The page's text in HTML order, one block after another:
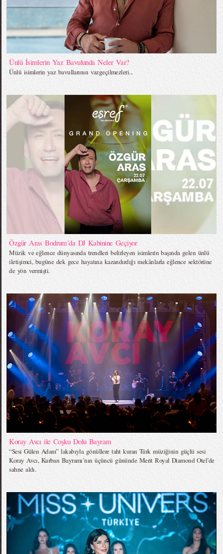
Ünlü İsimlerin Yaz Bavulunda Neler Var?
Ünlü isimlerin yaz bavullarının vazgeçilmezleri...
Özgür Aras Bodrum’da DJ Kabinine Geçiyor
Müzik ve eğlence dünyasında trendleri belirleyen isimlerin başında gelen ünlü
iletişimci, bugüne dek gece hayatına kazandırdığı mekânlarla eğlence sektörüne
de yön vermişti.
Koray Avcı ile Coşku Dolu Bayram
“Sesi Gülen Adam” lakabıyla gönüllere taht kuran Türk müziğinin güçlü sesi
Koray Avcı, Kurban Bayramı’nın üçüncü gününde Merit Royal Diamond Otel’de
sahne aldı.